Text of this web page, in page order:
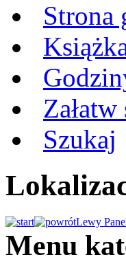
Strona
Załatw
Szukaj
Lewy
Menu